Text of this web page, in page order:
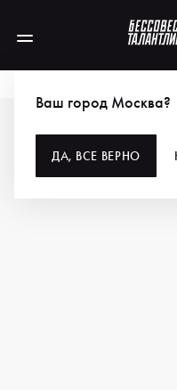
Ваш город Москва?
ДА, ВСЕ ВЕРНО